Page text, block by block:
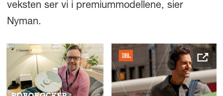
veksten ser vi i premiummodellene, sier
Nyman.